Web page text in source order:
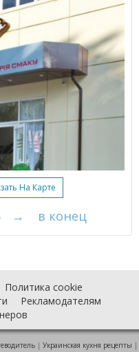
На Карте
→ в конец
Политика cookie
Рекламодателям
| Украинская кухня рецепты |